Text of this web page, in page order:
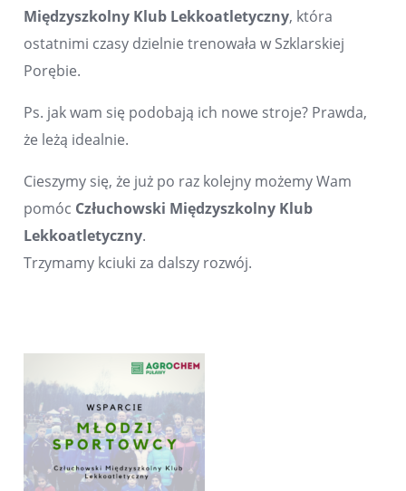
Międzyszkolny Klub Lekkoatletyczny, która
ostatnimi czasy dzielnie trenowała w Szklarskiej
Porębie.
Ps. jak wam się podobają ich nowe stroje? Prawda,
że leżą idealnie.
Cieszymy się, że już po raz kolejny możemy Wam
pomóc Człuchowski Międzyszkolny Klub
Lekkoatletyczny.
Trzymamy kciuki za dalszy rozwój.